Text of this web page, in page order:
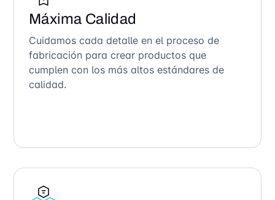
Máxima Calidad
Cuidamos cada detalle en el proceso de
fabricación para crear productos que
cumplen con los más altos estándares de
calidad.